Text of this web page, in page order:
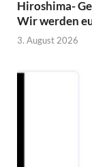
Hiroshima-
Wir werden
3. August 2026